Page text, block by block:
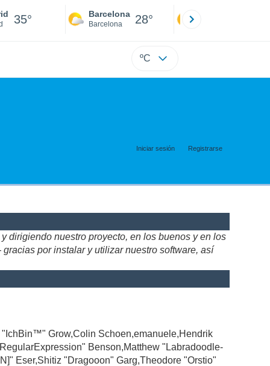
35° Barcelona
Barcelona 28°
ºC
Iniciar sesión Registrarse
dirigiendo nuestro proyecto, en los buenos y en los
por instalar y utilizar nuestro software, así
Grow,Colin Schoen,emanuele,Hendrik
Benson,Matthew "Labradoodle-
Eser,Shitiz "Dragooon" Garg,Theodore "Orstio"